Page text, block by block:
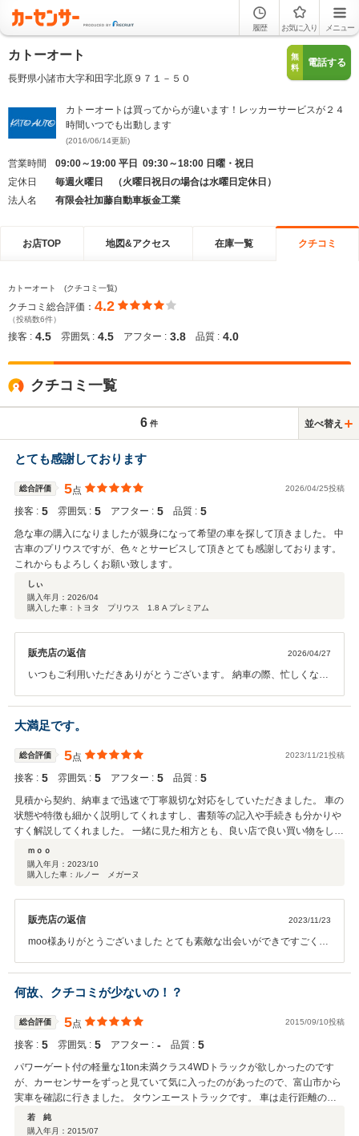
履歴 お気に入り メニュー
カトーオート
長野県小諸市大字和田字北原９７１－５０
無
料
電話する
カトーオートは買ってからが違います！レッカーサービスが２４
時間いつでも出動します
(2016/06/14更新)
営業時間
09:00～19:00 平日 09:30～18:00 日曜・祝日
定休日
毎週火曜日 （火曜日祝日の場合は水曜日定休日）
法人名
有限会社加藤自動車板金工業
お店TOP 地図&アクセス 在庫一覧 クチコミ
カトーオート (クチコミ一覧)
クチコミ総合評価： 4.2
（投稿数6件）
接客 : 4.5 雰囲気 : 4.5 アフター : 3.8 品質 : 4.0
クチコミ一覧
6 件 並べ替え
とても感謝しております
総合評価 5点 2026/04/25投稿
接客 : 5 雰囲気 : 5 アフター : 5 品質 : 5
急な車の購入になりましたが親身になって希望の車を探して頂きました。 中
古車のプリウスですが、色々とサービスして頂きとても感謝しております。
これからもよろしくお願い致します。
しぃ
購入年月： 2026/04
購入した車：トヨタ プリウス 1.8 A プレミアム
販売店の返信 2026/04/27
いつもご利用いただきありがとうございます。 納車の際、忙しくなっ
ご不明な点や不調な箇所等ございましたら、遠慮なくお越しくださ
い。 この度は誠にありがとうございました。
大満足です。
総合評価 5点 2023/11/21投稿
接客 : 5 雰囲気 : 5 アフター : 5 品質 : 5
見積から契約、納車まで迅速で丁寧親切な対応をしていただきました。 車の
状態や特徴も細かく説明してくれますし、書類等の記入や手続きも分かりや
すく解説してくれました。 一緒に見た相方とも、良い店で良い買い物をした
と大変喜んでますし、埼玉からわざわざ行って実車を確認した甲斐がありま
した。 また、特にオススメしてくれた特殊コーディングは新車以上の輝きで
驚きました。 点検も含め、長くお付き合いしたいショッブになりそうです。
ｍｏｏ
購入年月： 2023/10
購入した車：ルノー メガーヌ
販売店の返信 2023/11/23
moo様ありがとうございました とても素敵な出会いができですごく嬉
何故、クチコミが少ないの！？
総合評価 5点 2015/09/10投稿
接客 : 5 雰囲気 : 5 アフター : ‐ 品質 : 5
パワーゲート付の軽量な1ton未満クラス4WDトラックが欲しかったのです
が、カーセンサーをずっと見ていて気に入ったのがあったので、富山市から
実車を確認に行きました。 タウンエーストラックです。 車は走行距離の割
にはまあまあ、P／G付きはモノが少ないのでそこそこのところで手を打た
ないと、いつまでも100％満足なものには行き当たりません。 カーセンサー
若 純
購入年月： 2015/07